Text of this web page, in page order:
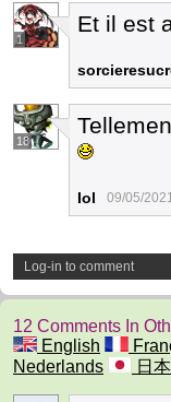
1
Et il est
18
Iol 09/05/
Log-in to comment
12 Comments In
English
Nederlands
日